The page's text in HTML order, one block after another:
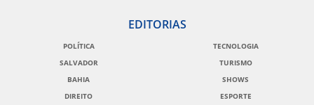
EDITORIAS
POLÍTICA
SALVADOR
BAHIA
DIREITO
TECNOLOGIA
TURISMO
SHOWS
ESPORTE